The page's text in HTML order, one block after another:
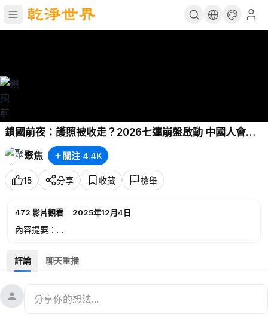
鎖國前夜：護照被收走？2026七連崩盤啟動 中國人會起
義嗎？ 中共官員親揭大火真相 傳習要香港「7柱香」？
【今日綜述】
聚焦 關注·4.4K
15 分享 收藏 檢舉
472 影片觀看 · 2025年12月4日
內容提要：
嗎？
04:27
13:59 上海財大校長 賭上人生說實話瘋傳
15:58
評論 聊天重播